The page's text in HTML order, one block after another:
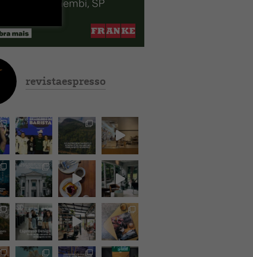
revistaespresso